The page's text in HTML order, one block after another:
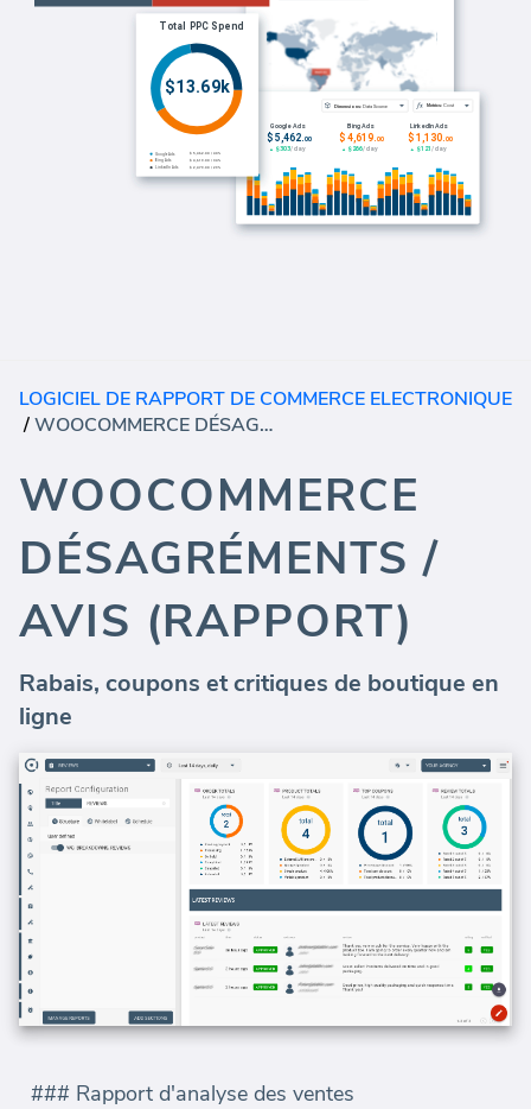
LOGICIEL DE RAPPORT DE COMMERCE ELECTRONIQUE
/
WOOCOMMERCE DÉSAGRÉMENTS / AVIS (RAPPORT)
WOOCOMMERCE
DÉSAGRÉMENTS /
AVIS (RAPPORT)
Rabais, coupons et critiques de boutique en
ligne
### Rapport d'analyse des ventes